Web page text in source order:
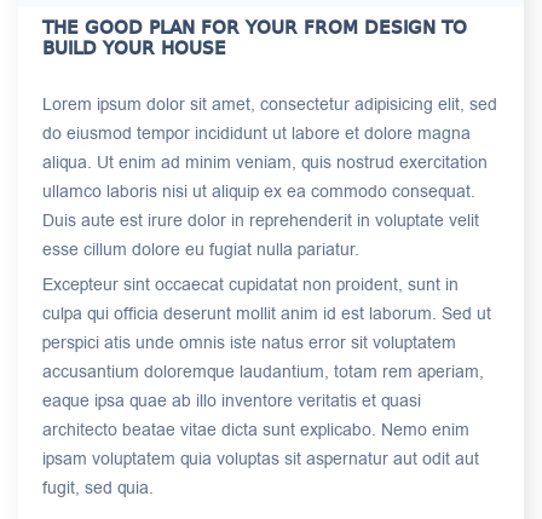
THE GOOD PLAN FOR YOUR FROM DESIGN TO
BUILD YOUR HOUSE
Lorem ipsum dolor sit amet, consectetur adipisicing elit, sed
do eiusmod tempor incididunt ut labore et dolore magna
aliqua. Ut enim ad minim veniam, quis nostrud exercitation
ullamco laboris nisi ut aliquip ex ea commodo consequat.
Duis aute est irure dolor in reprehenderit in voluptate velit
esse cillum dolore eu fugiat nulla pariatur.
Excepteur sint occaecat cupidatat non proident, sunt in
culpa qui officia deserunt mollit anim id est laborum. Sed ut
perspici atis unde omnis iste natus error sit voluptatem
accusantium doloremque laudantium, totam rem aperiam,
eaque ipsa quae ab illo inventore veritatis et quasi
architecto beatae vitae dicta sunt explicabo. Nemo enim
ipsam voluptatem quia voluptas sit aspernatur aut odit aut
fugit, sed quia.